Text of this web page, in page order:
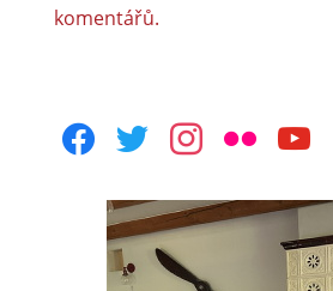
komentářů.
facebooktwitterinstagram
flickr